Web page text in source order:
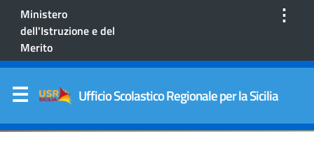
Ministero
dell'Istruzione e del
Merito
⋮
Ufficio Scolastico Regionale per la Sicilia